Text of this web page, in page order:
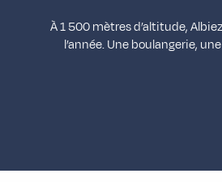
À 1 500 mètres d’altitude,
l’année. Une boulangerie,